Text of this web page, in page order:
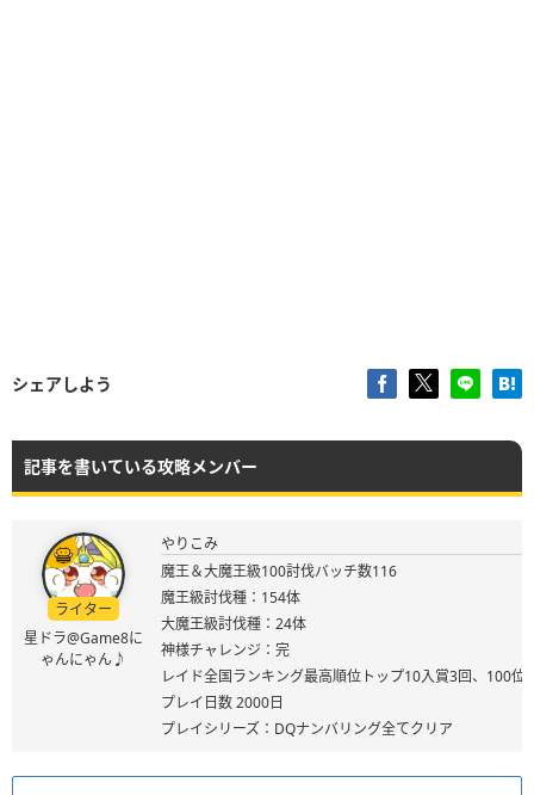
シェアしよう
記事を書いている攻略メンバー
ライター
星ドラ@Game8に
ゃんにゃん♪
やりこみ
魔王＆大魔王級100討伐バッチ数116
魔王級討伐種：154体
大魔王級討伐種：24体
神様チャレンジ：完
レイド全国ランキング最高順位トップ10入賞3回、100位
プレイ日数 2000日
プレイシリーズ：DQナンバリング全てクリア